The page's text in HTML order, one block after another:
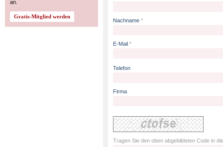
an.
Nachname *
E-Mail *
Telefon
Firma
Tragen Sie den oben abgebildeten Code in